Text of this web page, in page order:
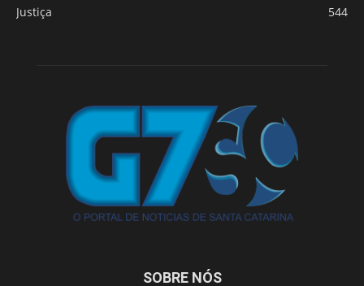
Justiça
544
SOBRE NÓS